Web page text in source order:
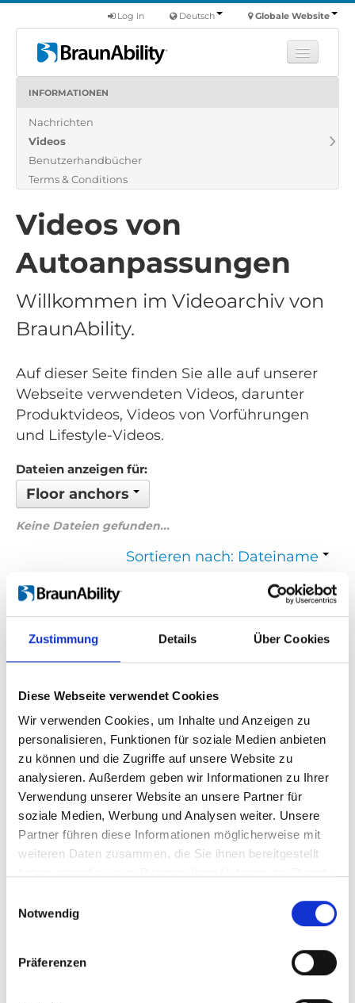
Zustimmung Details Über Cookies
Diese Webseite verwendet Cookies
Wir verwenden Cookies, um Inhalte und Anzeigen zu
personalisieren, Funktionen für soziale Medien anbieten
zu können und die Zugriffe auf unsere Website zu
analysieren. Außerdem geben wir Informationen zu Ihrer
Verwendung unserer Website an unsere Partner für
soziale Medien, Werbung und Analysen weiter. Unsere
Partner führen diese Informationen möglicherweise mit
weiteren Daten zusammen, die Sie ihnen bereitgestellt
Notwendig
Präferenzen
Globale Website
Deutsch
Log in
Produkte
Über uns
Finde einen Händler
INFORMATIONEN
Nachrichten
Videos
Benutzerhandbücher
Terms & Conditions
Videos von
Autoanpassungen
Willkommen im Videoarchiv von
BraunAbility.
Auf dieser Seite finden Sie alle auf unserer
Webseite verwendeten Videos, darunter
Produktvideos, Videos von Vorführungen
und Lifestyle-Videos.
Dateien anzeigen für:
Floor anchors
Keine Dateien gefunden...
Sortieren nach: Dateiname
Zurück
Wenn Sie nach einem Video zu einem bestimmten Produkt
Menü auf der linken Seite auswählen. Bitte beachten Sie, dass es
nicht zu allen Produkten eigene Videos gibt.
Einbetten
Unter jedem Video finden Sie einen Code, mit dem Sie das Video
auf Ihrer Webseite einbetten können.
Abonnieren
Abonnieren Sie hier unseren YouTube-Kanal, um sofort
benachrichtigt zu werden, wenn wir ein neues Video hochladen.